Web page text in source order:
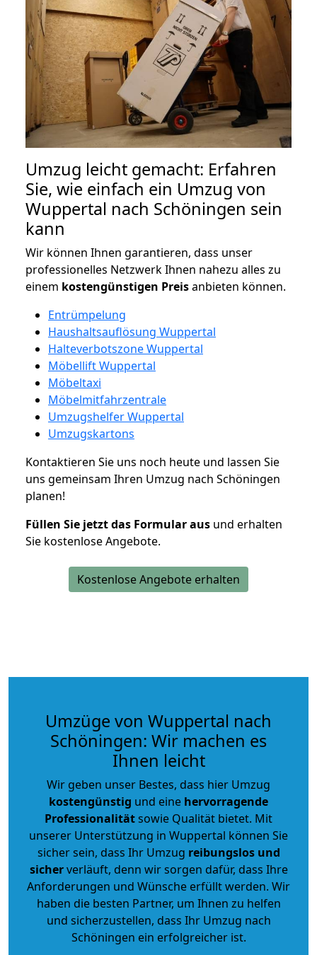
Umzug leicht gemacht: Erfahren
Sie, wie einfach ein Umzug von
Wuppertal nach Schöningen sein
kann
Wir können Ihnen garantieren, dass unser
professionelles Netzwerk Ihnen nahezu alles zu
einem kostengünstigen Preisanbieten können.
Entrümpelung
Haushaltsauflösung Wuppertal
Halteverbotszone Wuppertal
Möbellift Wuppertal
Möbeltaxi
Möbelmitfahrzentrale
Umzugshelfer Wuppertal
Umzugskartons
Kontaktieren Sie uns noch heute und lassen Sie
uns gemeinsam Ihren Umzug nach Schöningen
planen!
Füllen Sie jetzt das Formular aus und erhalten
Sie kostenlose Angebote.
Kostenlose Angebote erhalten
Umzüge von Wuppertal nach
Schöningen: Wir machen es
Ihnen leicht
Wir geben unser Bestes, dass hier Umzug
kostengünstig und eine hervorragende
Professionalitätsowie Qualität bietet. Mit
unserer Unterstützung in Wuppertal können Sie
sicher sein, dass Ihr Umzug reibungslos und
sicherverläuft, denn wir sorgen dafür, dass Ihre
Anforderungen und Wünsche erfüllt werden. Wir
haben die besten Partner, um Ihnen zu helfen
und sicherzustellen, dass Ihr Umzug nach
Schöningen ein erfolgreicher ist.